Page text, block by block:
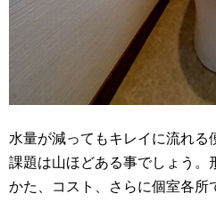
水量が減ってもキレイに流れる
課題は山ほどある事でしょう。
かた、コスト、さらに個室各所